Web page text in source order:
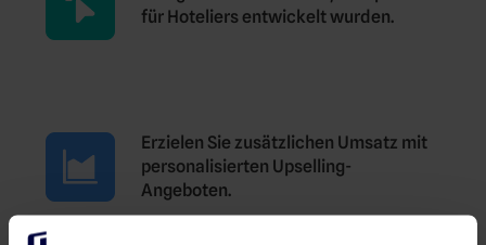
für Hoteliers entwickelt wurden.
Erzielen Sie zusätzlichen Umsatz mit
personalisierten Upselling-
Angeboten.